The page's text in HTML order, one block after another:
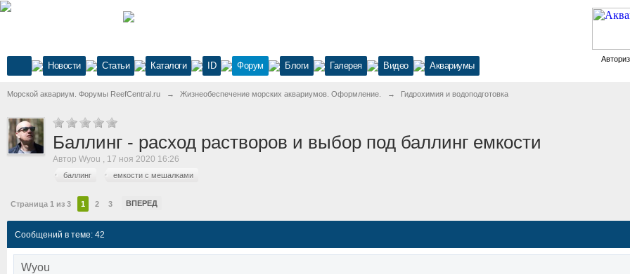
Новости Статьи Каталоги ID Форум Блоги Галерея Видео Аквариумы
Морской аквариум. Форумы ReefCentral.ru → Жизнеобеспечение морских аквариумов. Оформление. → Гидрохимия и водоподготовка
Баллинг - расход растворов и выбор под баллинг емкости
Автор Wyou , 17 ноя 2020 16:26
баллинг емкости с мешалками
Страница 1 из 3 1 2 3 ВПЕРЕД
Сообщений в теме: 42
Wyou